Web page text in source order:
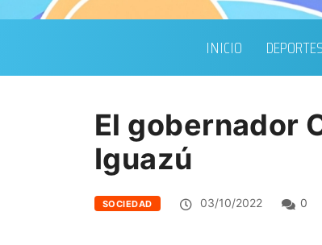
INICIO DEPORTES
El gobernador
Iguazú
SOCIEDAD 03/10/2022 0